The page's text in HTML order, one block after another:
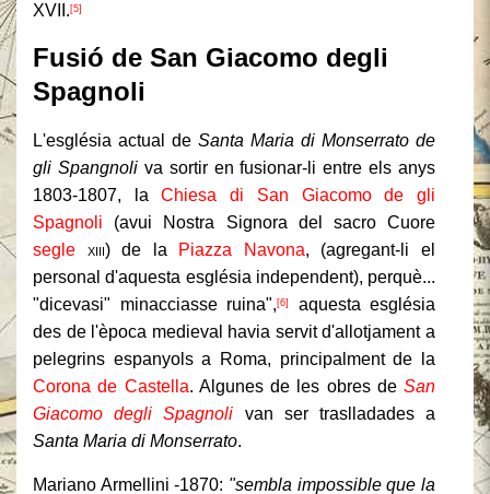
XVII. [5]
Fusió de San Giacomo degli
Spagnoli
L'església actual de Santa Maria di Monserrato de
gli Spangnoliva sortir en fusionar-li entre els anys
1803-1807, laChiesa di San Giacomo de gli
Spagnoli (avui Nostra Signora del sacro Cuore
segle xiii) de la Piazza Navona, (agregant-li el
personal d'aquesta església independent), perquè...
"dicevasi" minacciasse ruina", [6]
aquesta església
des de l'època medieval havia servit d'allotjament a
pelegrins espanyols a Roma, principalment de la
Corona de Castella. Algunes de les obres de San
Giacomo degli Spagnoli van ser traslladades a
Santa Maria di Monserrato.
Mariano Armellini -1870: "sembla impossible que la